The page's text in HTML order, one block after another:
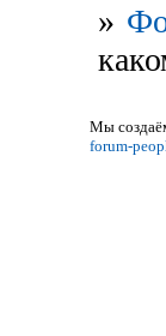
»
Мы
forum-